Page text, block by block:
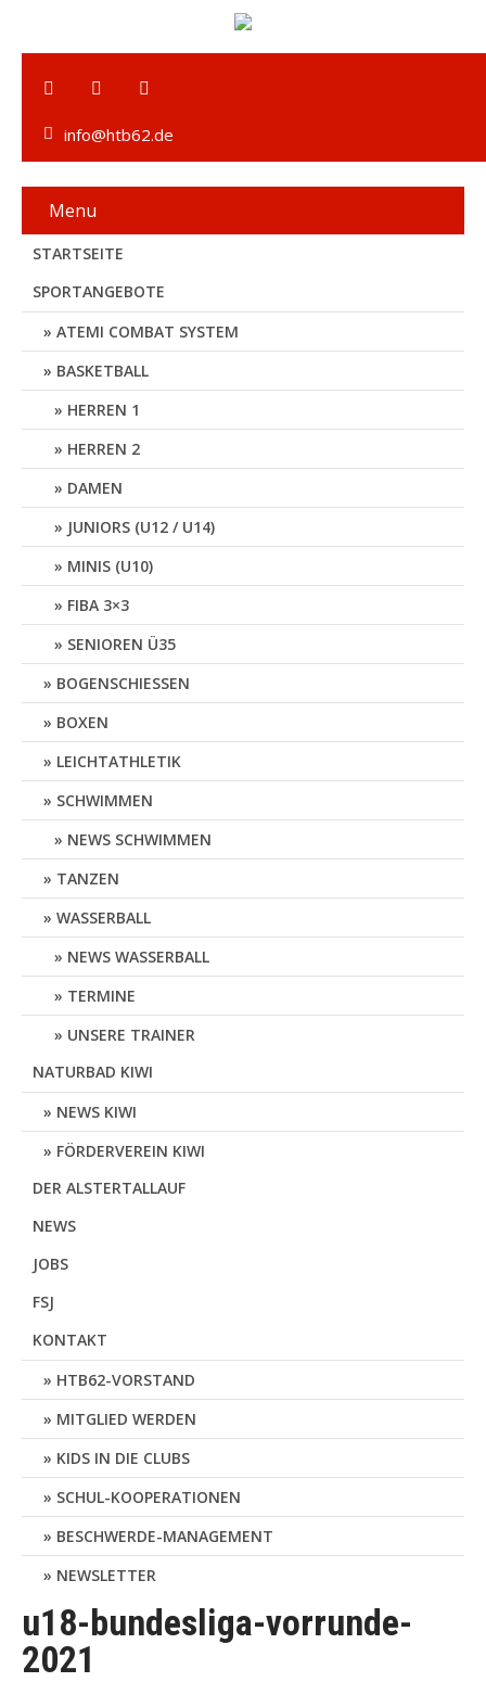
info@htb62.de
Menu
STARTSEITE
SPORTANGEBOTE
ATEMI COMBAT SYSTEM
BASKETBALL
HERREN 1
HERREN 2
DAMEN
JUNIORS (U12 / U14)
MINIS (U10)
FIBA 3×3
SENIOREN Ü35
BOGENSCHIESSEN
BOXEN
LEICHTATHLETIK
SCHWIMMEN
NEWS SCHWIMMEN
TANZEN
WASSERBALL
NEWS WASSERBALL
TERMINE
UNSERE TRAINER
NATURBAD KIWI
NEWS KIWI
FÖRDERVEREIN KIWI
DER ALSTERTALLAUF
NEWS
JOBS
FSJ
KONTAKT
HTB62-VORSTAND
MITGLIED WERDEN
KIDS IN DIE CLUBS
SCHUL-KOOPERATIONEN
BESCHWERDE-MANAGEMENT
NEWSLETTER
u18-bundesliga-vorrunde-
2021